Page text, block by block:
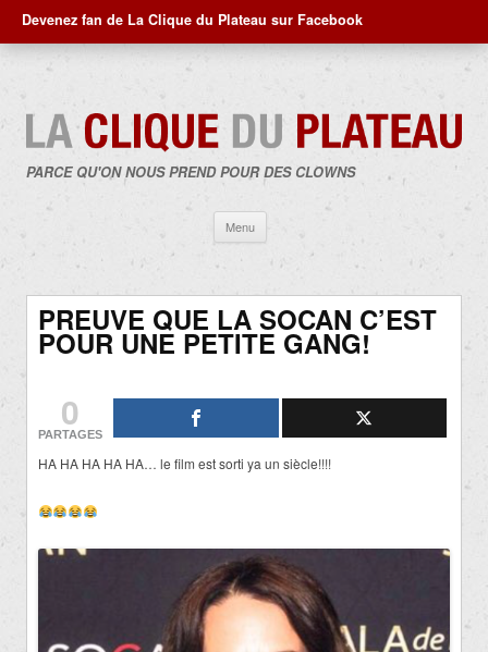
Devenez fan de La Clique du Plateau sur Facebook
PARCE QU'ON NOUS PREND POUR DES CLOWNS
Menu
contenu
PREUVE QUE LA SOCAN C’EST
POUR UNE PETITE GANG!
0
PARTAGES
HA HA HA HA HA… le film est sorti ya un siècle!!!!